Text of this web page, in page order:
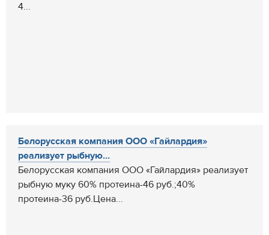
4...
Белорусская компания ООО «Гайлардия»
реализует рыбную...
Белорусская компания ООО «Гайлардия» реализует
рыбную муку 60% протеина-46 руб.;40%
протеина-36 руб.Цена...